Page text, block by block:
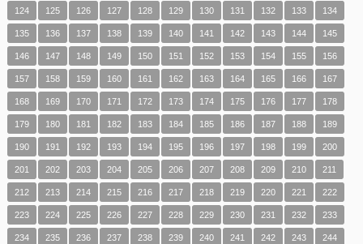
124 125 126 127 128 129 130 131 132 133 134
135 136 137 138 139 140 141 142 143 144 145
146 147 148 149 150 151 152 153 154 155 156
157 158 159 160 161 162 163 164 165 166 167
168 169 170 171 172 173 174 175 176 177 178
179 180 181 182 183 184 185 186 187 188 189
190 191 192 193 194 195 196 197 198 199 200
201 202 203 204 205 206 207 208 209 210 211
212 213 214 215 216 217 218 219 220 221 222
223 224 225 226 227 228 229 230 231 232 233
234 235 236 237 238 239 240 241 242 243 244